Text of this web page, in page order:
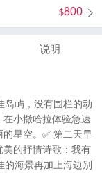
800
说明
岛屿，没有围栏的动
小撒哈拉体验急速
星空。✅ 第二天早
美的抒情诗歌：我有
的海景再加上海边别